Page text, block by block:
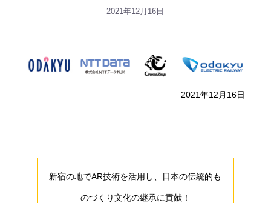
2021年12月16日
2021年12月16日
新宿の地でAR技術を活用し、日本の伝統的も
のづくり文化の継承に貢献！